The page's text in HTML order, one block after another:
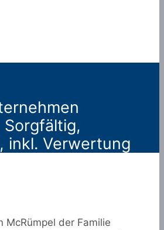
Sorgfältig,
inkl. Verwertung
McRümpel der Familie